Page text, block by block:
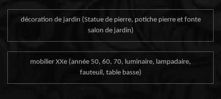
décoration de jardin (Statue de pierre, potiche pierre et fonte
salon de jardin)
mobilier XXe (année 50, 60, 70, luminaire, lampadaire,
fauteuil, table basse)